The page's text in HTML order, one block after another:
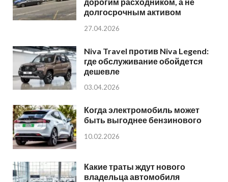
долгосрочным активом
27.04.2026
Niva Travel против Niva Legend:
где обслуживание обойдется
дешевле
03.04.2026
Когда электромобиль может
быть выгоднее бензинового
10.02.2026
Какие траты ждут нового
владельца автомобиля